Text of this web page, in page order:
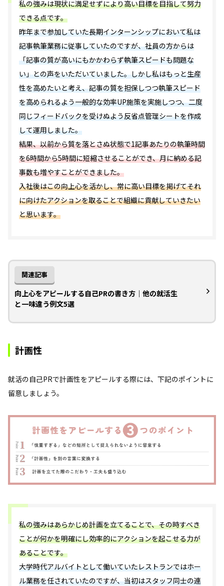
私の強みは現状に満足せずにより高い目標を目指して努力
できる点です。
昨年まで参加していた長期インターンシップにおいて私は
記事執筆業務に従事していたのですが、社員の方からは
「記事の質が高いにもかかわらず執筆スピードも問題な
い」との声をいただいていました。しかし私はもっと生産
性を高めたいと考え、記事の質を担保しつつ執筆スピード
を高められるよう一般的な効率UP施策を実施しつつ、二度
同じフィードバックを受けぬよう反省点管理シートを作成
して運用しました。
結果、以前から質を落とさぬ状態で1記事あたりの執筆時間
を6時間から5時間に短縮させることができ、月に納める記
事数も増やすことができました。
入社後はこの向上心を活かし、常に高い目標を掲げてそれ
に向けたアクションを取ることで組織に貢献していきたい
と思います。
関連記事
向上心をアピールする自己PRの書き方｜他の就活生
と一味違う例文5選
計画性
就活の自己PRで計画性をアピールする際には、下記のポイントに
留意しましょう。
私の強みはあらかじめ計画を立てることで、その時すべき
ことが何かを明確にし効率的にアクションを起こせる力が
あることです。
大学時代アルバイトとして働いていたレストランではホー
ル業務を任されていたのですが、当初はスタッフ同士の連